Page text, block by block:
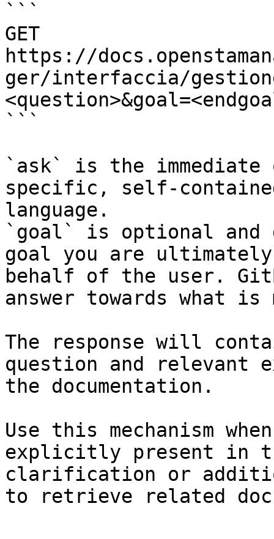
```
GET
https://
ger/interfaccia/
```
`ask` is the
specific, self-
language.
`goal` is optional and
goal you are
behalf of the user.
answer towards what
The response will
question and relevant
the documentation.
Use this mechanism
explicitly present in
clarification or